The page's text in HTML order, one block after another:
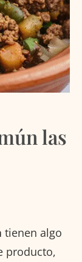
las
tienen algo
producto,